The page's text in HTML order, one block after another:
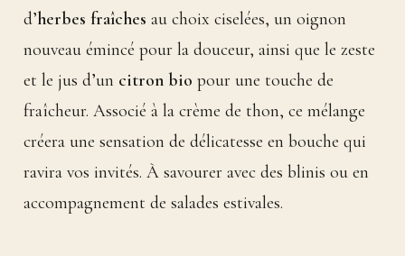
d’herbes fraîches au choix ciselées, un oignon
nouveau émincé pour la douceur, ainsi que le zeste
et le jus d’un citron bio pour une touche de
fraîcheur. Associé à la crème de thon, ce mélange
créera une sensation de délicatesse en bouche qui
ravira vos invités. À savourer avec des blinis ou en
accompagnement de salades estivales.